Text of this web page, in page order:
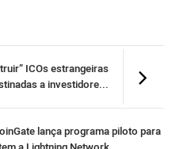
ICOs estrangeiras
a investidore...
lança programa piloto para